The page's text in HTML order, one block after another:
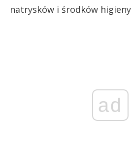
natrysków i środków
ad